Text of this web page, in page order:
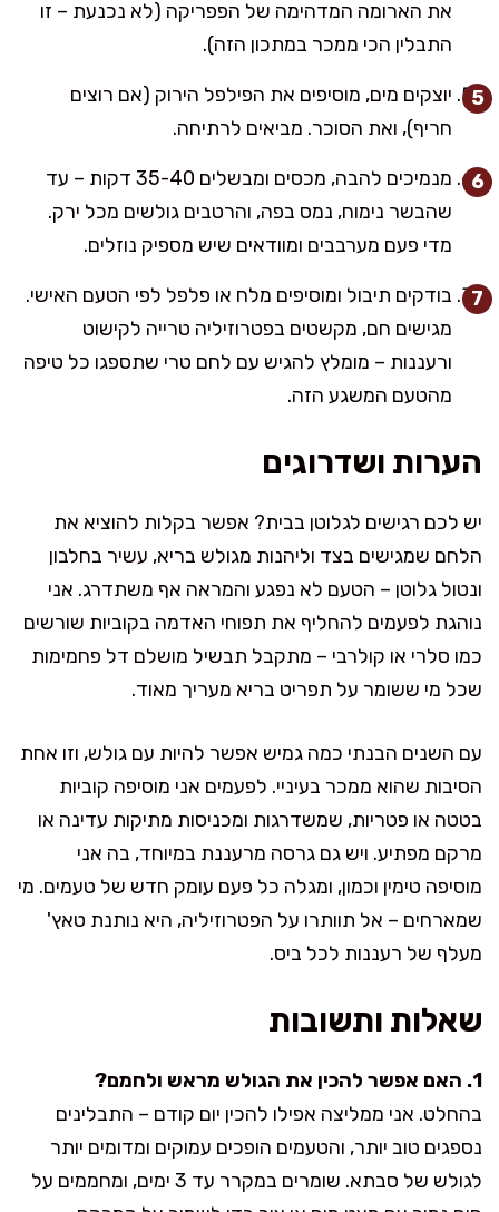
את הארומה המדהימה של הפפריקה (לא נכנעת – זו
התבלין הכי ממכר במתכון הזה).
יוצקים מים, מוסיפים את הפילפל הירוק (אם רוצים
חריף), ואת הסוכר. מביאים לרתיחה.
מנמיכים להבה, מכסים ומבשלים 35-40 דקות – עד
שהבשר נימוח, נמס בפה, והרטבים גולשים מכל ירק.
מדי פעם מערבבים ומוודאים שיש מספיק נוזלים.
בודקים תיבול ומוסיפים מלח או פלפל לפי הטעם האישי.
מגישים חם, מקשטים בפטרוזיליה טרייה לקישוט
ורעננות – מומלץ להגיש עם לחם טרי שתספגו כל טיפה
מהטעם המשגע הזה.
הערות ושדרוגים
יש לכם רגישים לגלוטן בבית? אפשר בקלות להוציא את
הלחם שמגישים בצד וליהנות מגולש בריא, עשיר בחלבון
ונטול גלוטן – הטעם לא נפגע והמראה אף משתדרג. אני
נוהגת לפעמים להחליף את תפוחי האדמה בקוביות שורשים
כמו סלרי או קולרבי – מתקבל תבשיל מושלם דל פחמימות
שכל מי ששומר על תפריט בריא מעריך מאוד.
עם השנים הבנתי כמה גמיש אפשר להיות עם גולש, וזו אחת
הסיבות שהוא ממכר בעיניי. לפעמים אני מוסיפה קוביות
בטטה או פטריות, שמשדרגות ומכניסות מתיקות עדינה או
מרקם מפתיע. ויש גם גרסה מרעננת במיוחד, בה אני
מוסיפה טימין וכמון, ומגלה כל פעם עומק חדש של טעמים. מי
שמארחים – אל תוותרו על הפטרוזיליה, היא נותנת טאץ'
מעלף של רעננות לכל ביס.
שאלות ותשובות
1. האם אפשר להכין את הגולש מראש ולחמם?
בהחלט. אני ממליצה אפילו להכין יום קודם – התבלינים
נספגים טוב יותר, והטעמים הופכים עמוקים ומדומים יותר
לגולש של סבתא. שומרים במקרר עד 3 ימים, ומחממים על